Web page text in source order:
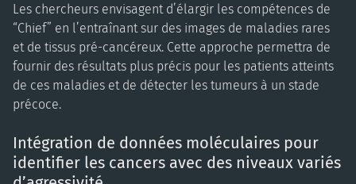
Les chercheurs envisagent d’élargir les compétences de
“Chief” en l’entraînant sur des images de maladies rares
et de tissus pré-cancéreux. Cette approche permettra de
fournir des résultats plus précis pour les patients atteints
de ces maladies et de détecter les tumeurs à un stade
précoce.
Intégration de données moléculaires pour
identifier les cancers avec des niveaux variés